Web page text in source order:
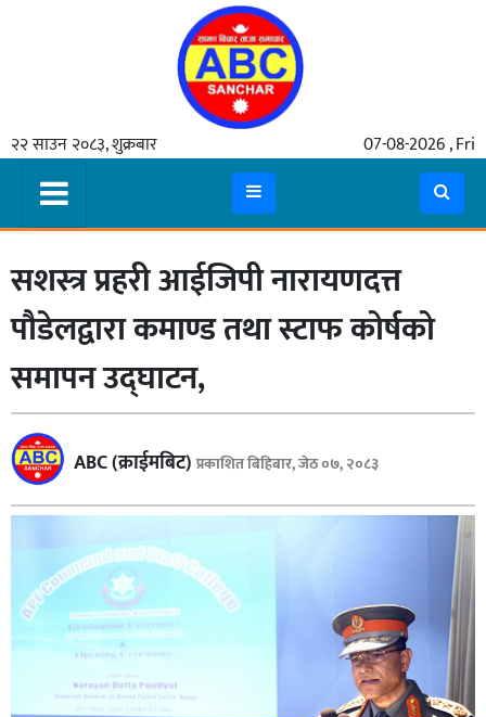
२२ साउन २०८३, शुक्रबार 07-08-2026 , Fri
समाचार
मुख्य
समाचार
कुटनीती
अर्थ
रसरङ्ग
यौन/
स्वास्थ्य
भिडियो
बिशेष
भिडियो
पत्रपत्रिका
खेलकुद
बिश्व
सशस्त्र प्रहरी आईजिपी नारायणदत्त
पौडेलद्वारा कमाण्ड तथा स्टाफ कोर्षको
समापन उद्घाटन,
ABC (क्राईमबिट) प्रकाशित बिहिबार, जेठ ०७, २०८३